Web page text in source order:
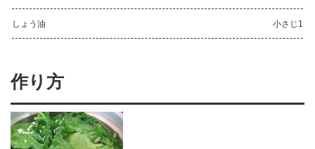
しょう油 小さじ1
作り方